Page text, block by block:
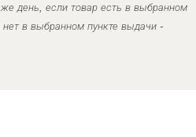
день, если товар есть в выбранном
в выбранном пункте выдачи -